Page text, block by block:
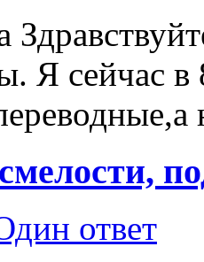
Я сейчас в
ответ